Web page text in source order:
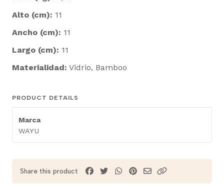
Alto (cm): 11
Ancho (cm): 11
Largo (cm): 11
Materialidad: Vidrio, Bamboo
PRODUCT DETAILS
Marca
WAYU
Share this product